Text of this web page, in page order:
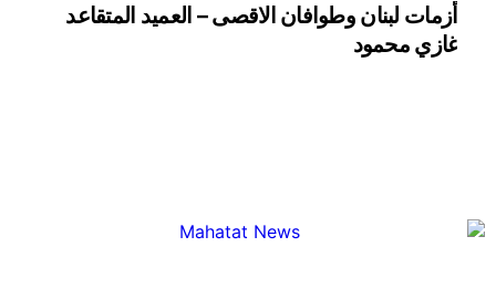
أزمات لبنان وطوافان الاقصى – العميد المتقاعد
غازي محمود